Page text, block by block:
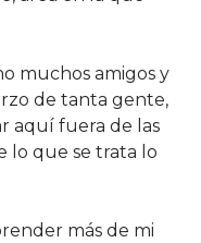
muchos amigos y
de tanta gente,
aquí fuera de las
lo que se trata lo
más de mi